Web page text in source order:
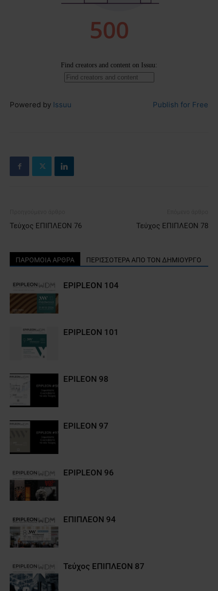
Powered by Issuu Publish for Free
Τεύχος ΕΠΙΠΛΕΟΝ 76 Τεύχος ΕΠΙΠΛΕΟΝ 78
ΠΑΡΟΜΟΙΑ ΑΡΘΡΑ ΠΕΡΙΣΣΟΤΕΡΑ ΑΠΟ ΤΟΝ ΔΗΜΙΟΥΡΓΟ
EPIPLEON 104
EPIPLEON 101
EPILEON 98
EPILEON 97
EPIPLEON 96
ΕΠΙΠΛΕΟΝ 94
Τεύχος ΕΠΙΠΛΕΟΝ 87